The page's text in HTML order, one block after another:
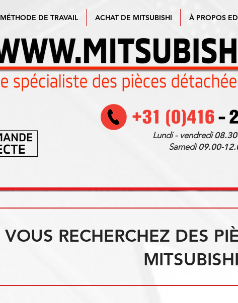
MÉTHODE DE TRAVAIL ACHAT DE MITSUBISHI À PROPOS
Lundi - vendredi
Samedi09.00-
VOUS RECHERCHEZ DES